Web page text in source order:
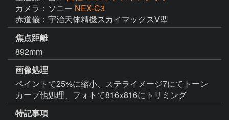
カメラ：ソニー NEX-C3
赤道儀：宇治天体精機スカイマックスⅤ型
焦点距離
892mm
画像処理
ペイントで25%に縮小、ステライメージ7にてトーン
カーブ他処理、フォトで816×816にトリミング
特記事項